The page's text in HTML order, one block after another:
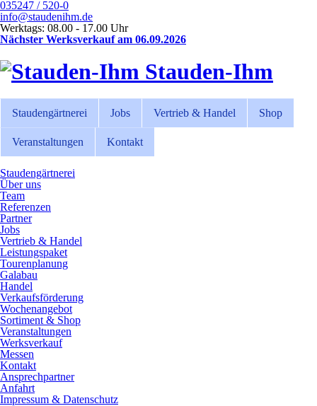
035247 / 520-0
info@staudenihm.de
Werktags: 08.00 - 17.00 Uhr
Nächster Werksverkauf am 06.09.2026
Stauden-Ihm
Staudengärtnerei Jobs Vertrieb & Handel Shop
Veranstaltungen Kontakt
Staudengärtnerei
Über uns
Team
Referenzen
Partner
Jobs
Vertrieb & Handel
Leistungspaket
Tourenplanung
Galabau
Handel
Verkaufsförderung
Wochenangebot
Sortiment & Shop
Veranstaltungen
Werksverkauf
Messen
Kontakt
Ansprechpartner
Anfahrt
Impressum & Datenschutz